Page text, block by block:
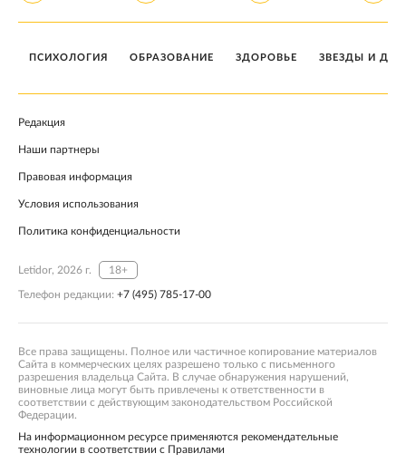
ПСИХОЛОГИЯ ОБРАЗОВАНИЕ ЗДОРОВЬЕ ЗВЕЗДЫ И
Редакция
Наши партнеры
Правовая информация
Условия использования
Политика конфиденциальности
Letidor, 2026 г. 18+
Телефон редакции: +7 (495) 785-17-00
Все права защищены. Полное или частичное копирование материалов
Сайта в коммерческих целях разрешено только с письменного
разрешения владельца Сайта. В случае обнаружения нарушений,
виновные лица могут быть привлечены к ответственности в
соответствии с действующим законодательством Российской
Федерации.
На информационном ресурсе применяются рекомендательные
технологии в соответствии с Правилами